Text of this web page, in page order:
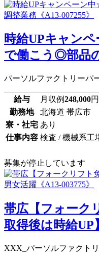
時給UPキャン
で働こう◎部品
パーソルファクトリーパ
給与 月収例248,000円
勤務地
北海道 帯広市
寮・社宅 あり
仕事内容 検査 / 機械系工
募集が停止しています
帯広【フォーク
取得後は時給UP
XXX_パーソルファクト